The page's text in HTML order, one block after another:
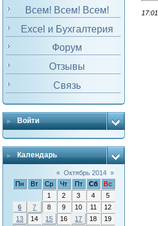
Всем! Всем! Всем!
Excel и Бухгалтерия
Форум
Отзывы
Связь
Войти
Календарь
« Октябрь 2014 »
Пн
Вт Ср Чт Пт Сб
Вс
1
2 3 4
5
6
7 8 9 10 11
12
13
14 15 16 17 18
19
17:01